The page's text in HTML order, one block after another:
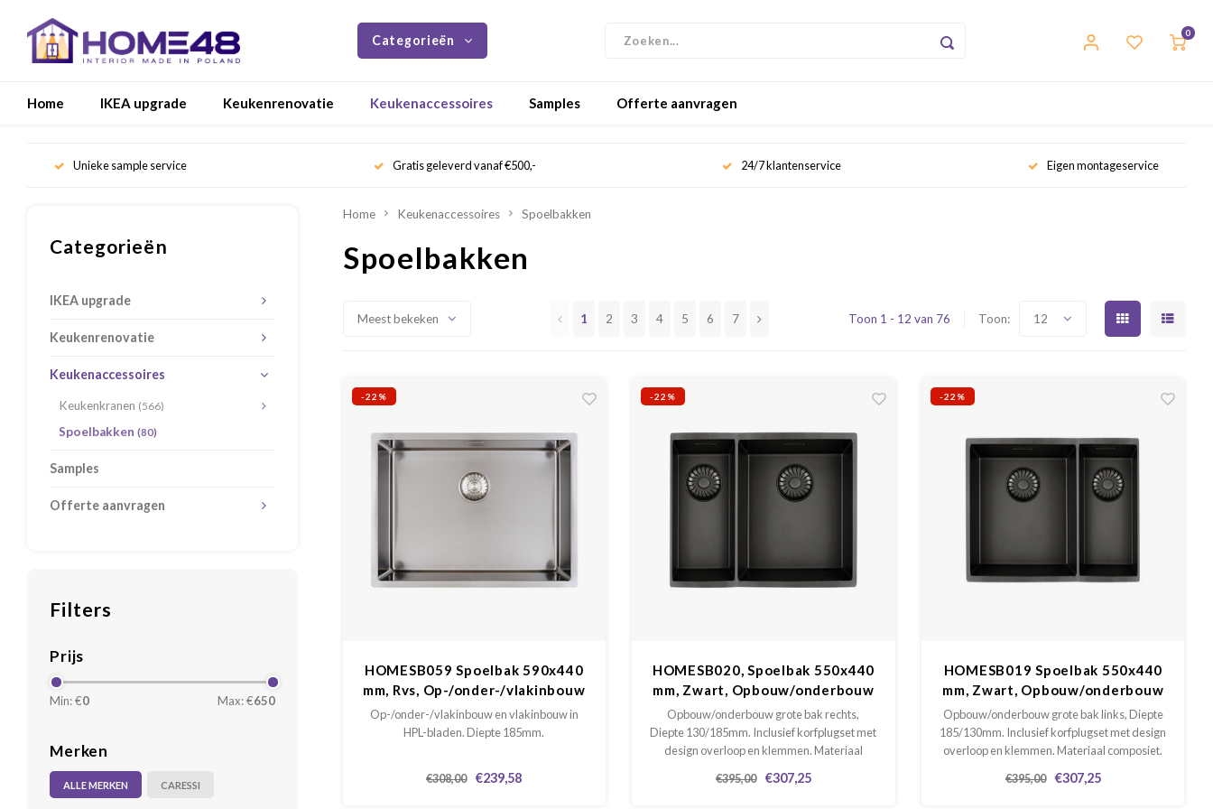
Categorieën 0
Home IKEA upgrade Keukenrenovatie Keukenaccessoires Samples Offerte aanvragen
Unieke sample service Gratis geleverd vanaf €500,- 24/7 klantenservice Eigen montageservice
Categorieën
IKEA upgrade
Keukenrenovatie
Keukenaccessoires
Keukenkranen (566)
Spoelbakken (80)
Samples
Offerte aanvragen
Filters
Prijs
Min: €0 Max: €650
Merken
ALLE MERKEN CARESSI
Home Keukenaccessoires Spoelbakken
Spoelbakken
Meest bekeken 1 2 3 4 5 6 7 Toon 1 - 12 van 76 Toon: 12
-22%
HOMESB059 Spoelbak 590x440
mm, Rvs, Op-/onder-/vlakinbouw
Op-/onder-/vlakinbouw en vlakinbouw in
HPL-bladen. Diepte 185mm.
€308,00 €239,58
-22%
HOMESB020, Spoelbak 550x440
mm, Zwart, Opbouw/onderbouw
grote bak rechts
Opbouw/onderbouw grote bak rechts,
Diepte 130/185mm. Inclusief korfplugset met
design overloop en klemmen. Materiaal
voor de uitsparing in het blad.
€395,00 €307,25
-22%
HOMESB019 Spoelbak 550x440
mm, Zwart, Opbouw/onderbouw
grote bak links
Opbouw/onderbouw grote bak links, Diepte
185/130mm. Inclusief korfplugset met design
overloop en klemmen. Materiaal composiet.
uitsparing in het blad.
€395,00 €307,25